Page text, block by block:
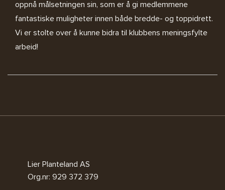
oppnå målsetningen sin, som er å gi medlemmene
fantastiske muligheter innen både bredde- og toppidrett.
Vi er stolte over å kunne bidra til klubbens meningsfylte
arbeid!
Lier Planteland AS
Org.nr: 929 372 379